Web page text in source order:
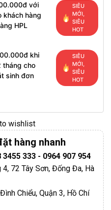
với
khách hàng
HPL
SIÊU
MỚI,
SIÊU
HOT
khi
tháng cho
sinh đơn
SIÊU
MỚI,
SIÊU
HOT
wishlist
hàng nhanh
333 - 0964 907 954
72 Tây Sơn, Đống Đa, Hà
Chiểu, Quận 3, Hồ Chí